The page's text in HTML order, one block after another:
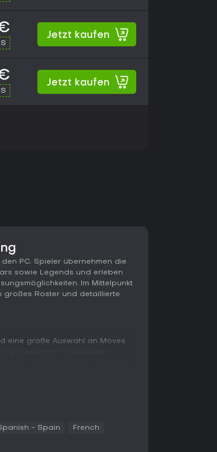
Jetzt kaufen
Jetzt kaufen
PC. Spieler übernehmen die
sowie Legends und erleben
Im Mittelpunkt
großes Roster und detaillierte
eine große Auswahl an Moves
Elementen.
während Haltegriffe für
- Spain French